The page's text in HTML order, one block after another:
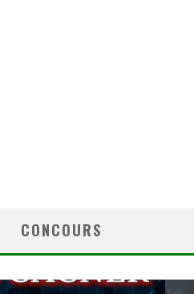
CONCOURS